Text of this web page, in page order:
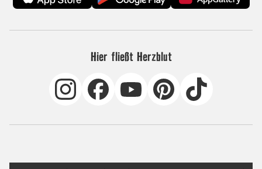
Hier fließt Herzblut